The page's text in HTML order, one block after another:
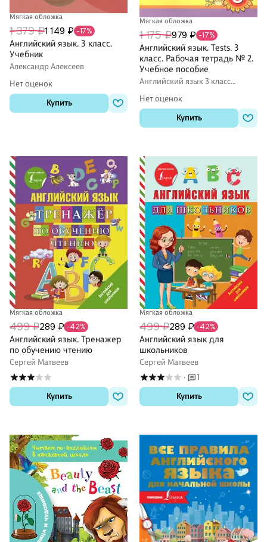
Мягкая обложка
1 379 ₽1 149 ₽ -17%
Английский язык. 3 класс.
Учебник
Александр Алексеев
Нет оценок
Купить
Мягкая обложка
1 175 ₽979 ₽ -17%
Английский язык. Tests. 3
класс. Рабочая тетрадь № 2.
Учебное пособие
Английский язык 3 класс
Нет оценок
Купить
Мягкая обложка
499 ₽289 ₽ -42%
Английский язык. Тренажер
по обучению чтению
Сергей Матвеев
Купить
Мягкая обложка
499 ₽289 ₽ -42%
Английский язык для
школьников
Сергей Матвеев
·
1
Купить